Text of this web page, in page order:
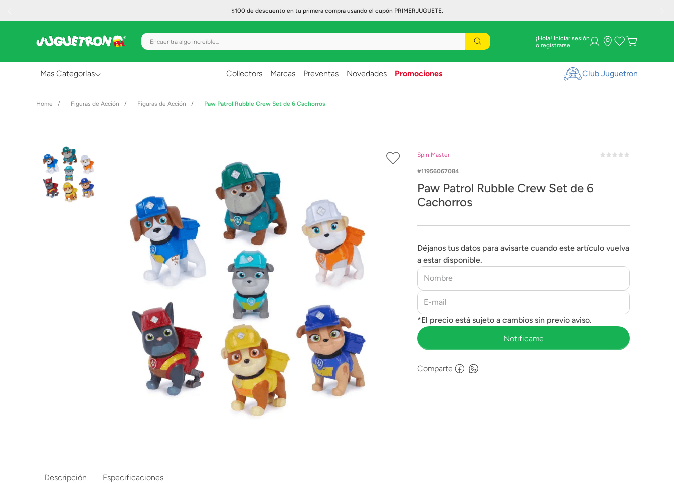
$100 de descuento en tu primera compra usando el cupón PRIMERJUGUETE.
Encuentra algo increíble... ¡Hola! Iniciar sesión
Mas Categorías
Creatividad y Arte
Figuras de Acción
Gadgets y Electrónicos
Collectors Marcas Preventas Novedades Promociones Club Juguetron
Figuras de Acción Figuras de Acción Paw Patrol Rubble Crew Set de 6 Cachorros
Spin Master
11956067084
Paw Patrol Rubble Crew Set de 6
Cachorros
Déjanos tus datos para avisarte cuando este artículo vuelva
a estar disponible.
Comparte
Descripción Especificaciones